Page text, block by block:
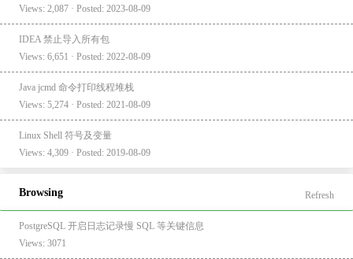
Views: 2,087 · Posted: 2023-08-09
IDEA 禁止导入所有包
Views: 6,651 · Posted: 2022-08-09
Java jcmd 命令打印线程堆栈
Views: 5,274 · Posted: 2021-08-09
Linux Shell 符号及变量
Views: 4,309 · Posted: 2019-08-09
Browsing Refresh
PostgreSQL 开启日志记录慢 SQL 等关键信息
Views: 3071